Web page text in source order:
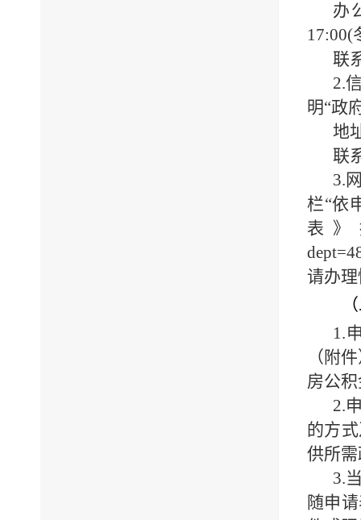
办
17:00(
联
2.
明“政
地
联
3.
栏“依
表
请办
1.
（附
房公
2.
的方
供所
3.
随申